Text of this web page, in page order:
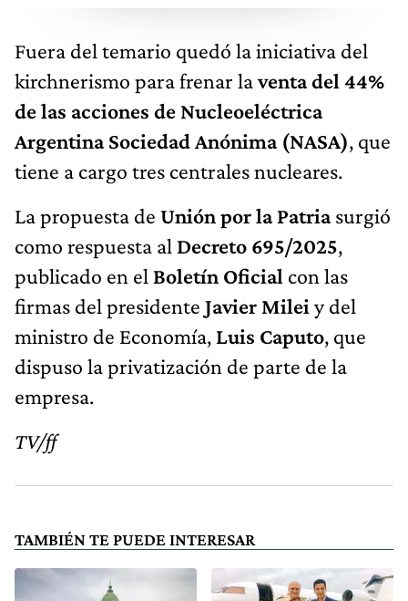
Fuera del temario quedó la iniciativa del
kirchnerismo para frenar laventa del 44%
de las acciones de Nucleoeléctrica
Argentina Sociedad Anónima (NASA), que
tiene a cargo tres centrales nucleares.
La propuesta de Unión por la Patriasurgió
como respuesta al Decreto 695/2025,
publicado en el Boletín Oficial con las
firmas del presidente Javier Milei y del
ministro de Economía, Luis Caputo, que
dispuso la privatización de parte de la
empresa.
TV/ff
TAMBIÉN TE PUEDE INTERESAR